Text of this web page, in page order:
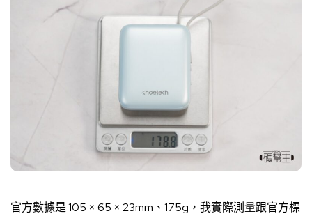
官方數據是 105 × 65 × 23mm、175g，我實際測量跟官方標